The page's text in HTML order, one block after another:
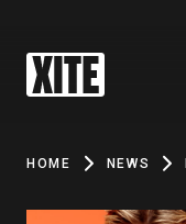
HOME NEWS